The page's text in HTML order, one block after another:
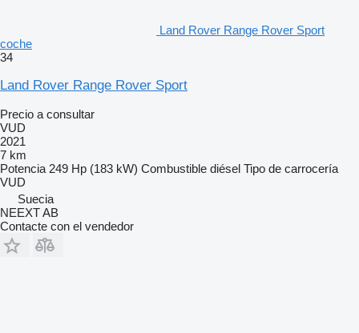
Land Rover Range Rover Sport
coche
34
Land Rover Range Rover Sport
Precio a consultar
VUD
2021
7 km
Potencia 249 Hp (183 kW) Combustible diésel Tipo de carrocería
VUD
Suecia
NEEXT AB
Contacte con el vendedor